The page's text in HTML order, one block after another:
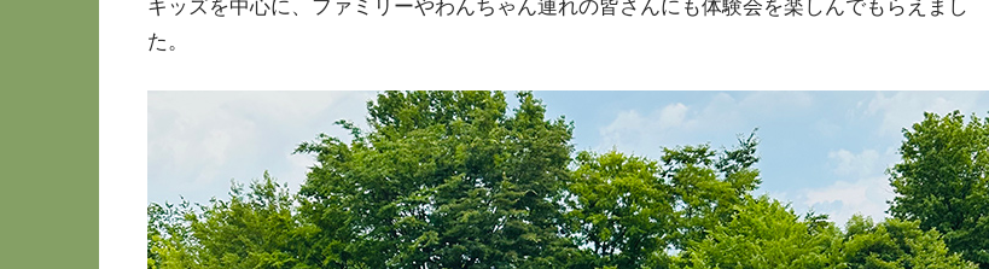
キッズを中心に、ファミリーやわんちゃん連れの皆さんにも体験会を楽しんでもらえまし
た。